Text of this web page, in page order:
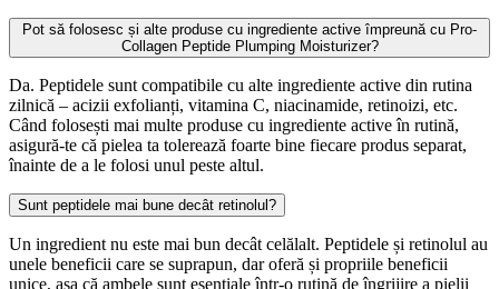
Pot să folosesc și alte produse cu ingrediente active împreună cu Pro-
Collagen Peptide Plumping Moisturizer?
Da. Peptidele sunt compatibile cu alte ingrediente active din rutina
zilnică – acizii exfolianți, vitamina C, niacinamide, retinoizi, etc.
Când folosești mai multe produse cu ingrediente active în rutină,
asigură-te că pielea ta tolerează foarte bine fiecare produs separat,
înainte de a le folosi unul peste altul.
Sunt peptidele mai bune decât retinolul?
Un ingredient nu este mai bun decât celălalt. Peptidele și retinolul au
unele beneficii care se suprapun, dar oferă și propriile beneficii
unice, așa că ambele sunt esențiale într-o rutină de îngrijire a pielii